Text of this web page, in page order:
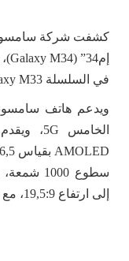
كشفت شركة سامسونج
إم34” (Galaxy M34)، بعد عام تقريبا من
في السلسلة Galaxy M33.
إلى ارتفاع 19,5:9، مع حماية بزجاج جوريلا 5.